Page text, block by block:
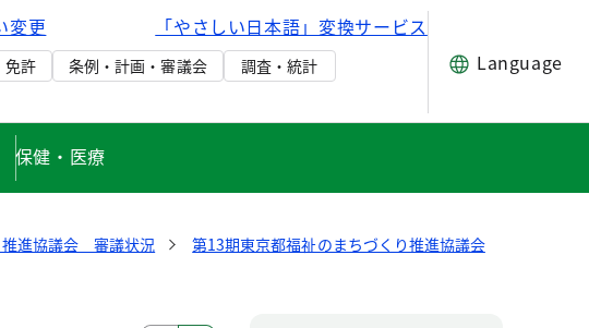
変更 「やさしい日本語」変換サービス
免許 条例・計画・審議会
調査・統計
Language
保健・医療
推進協議会 審議状況
第13期東京都福祉のまちづくり推進協議会